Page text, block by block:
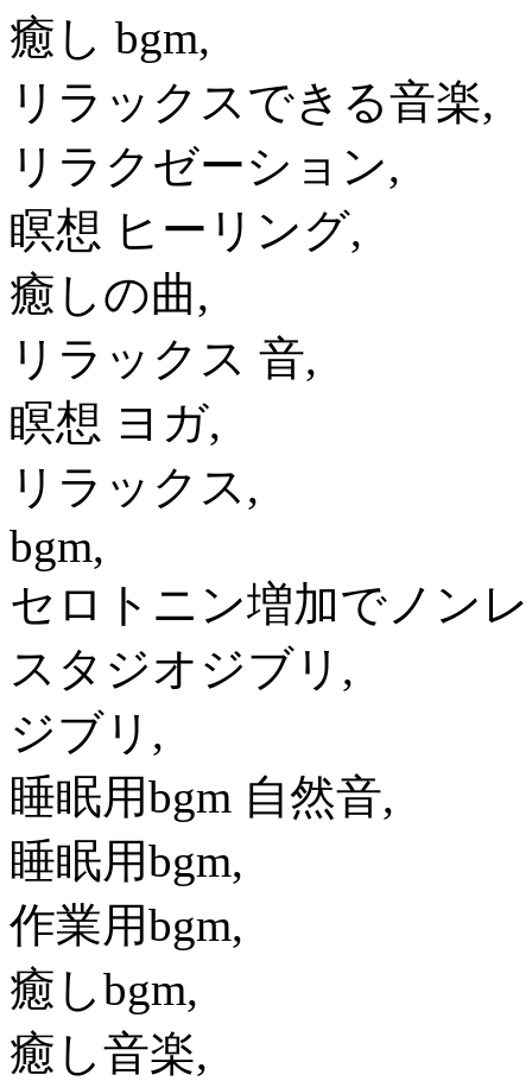
癒し bgm,
リラックスできる音楽,
リラクゼーション,
瞑想 ヒーリング,
癒しの曲,
リラックス 音,
瞑想 ヨガ,
リラックス,
bgm,
セロトニン増加でノン
スタジオジブリ,
ジブリ,
睡眠用bgm 自然音,
睡眠用bgm,
作業用bgm,
癒しbgm,
癒し音楽,